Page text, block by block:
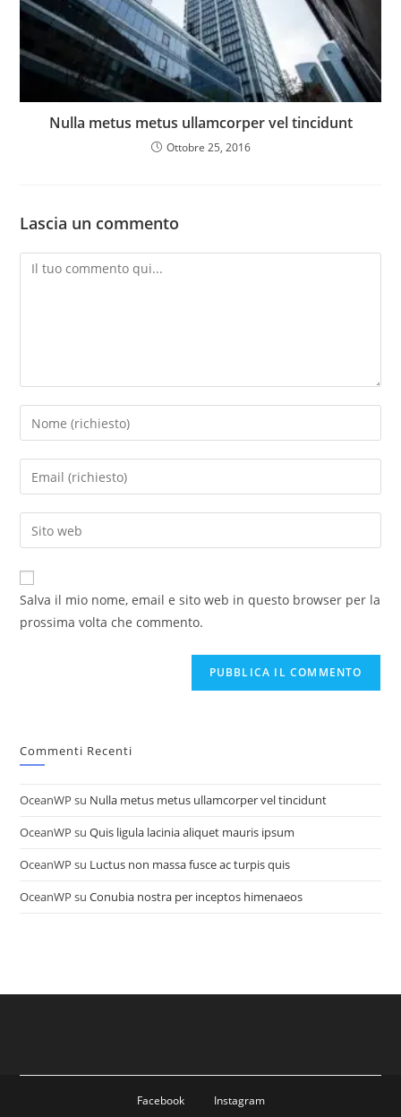
Nulla metus metus ullamcorper vel tincidunt
Ottobre 25, 2016
Lascia un commento
Commento
Inserisci
il
tuo
nome
nome
utente
per
commentare
Inserisci
il
tuo
indirizzo
per
commentare
Inserisci
l'URL
del
sito
(facoltativo)
Salva il mio nome, email e sito web in questo browser per la
prossima volta che commento.
Commenti Recenti
OceanWP su Nulla metus metus ullamcorper vel tincidunt
OceanWP suQuis ligula lacinia aliquet mauris ipsum
OceanWP su Luctus non massa fusce ac turpis quis
OceanWP suConubia nostra per inceptos himenaeos
Facebook Instagram